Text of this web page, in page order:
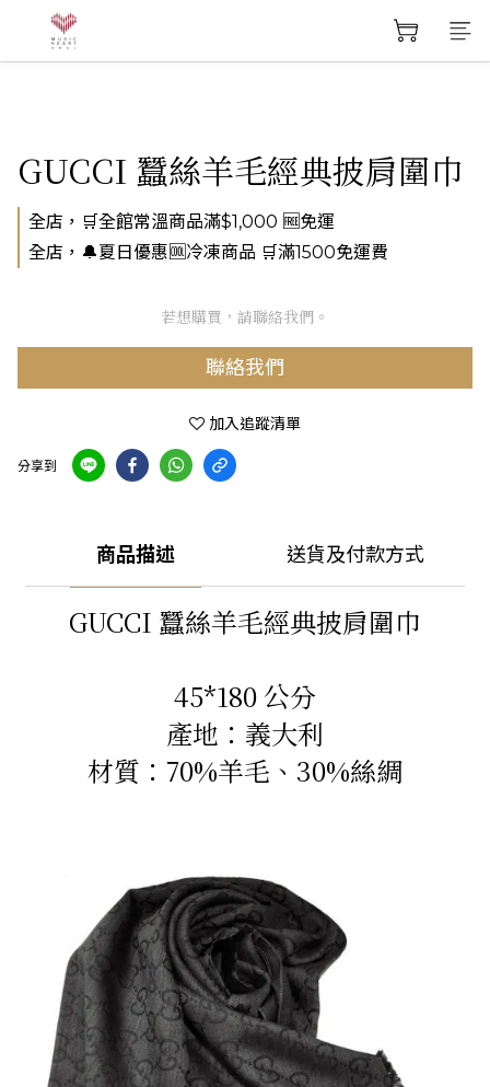
GUCCI 蠶絲羊毛經典披肩圍巾
全店，🛒全館常溫商品滿$1,000 🆓免運
全店，🔔夏日優惠🆒冷凍商品 🛒滿1500免運費
若想購買，請聯絡我們。
聯絡我們
加入追蹤清單
分享到
商品描述 送貨及付款方式
GUCCI 蠶絲羊毛經典披肩圍巾
45*180 公分
產地：義大利
材質：70%羊毛、30%絲綢